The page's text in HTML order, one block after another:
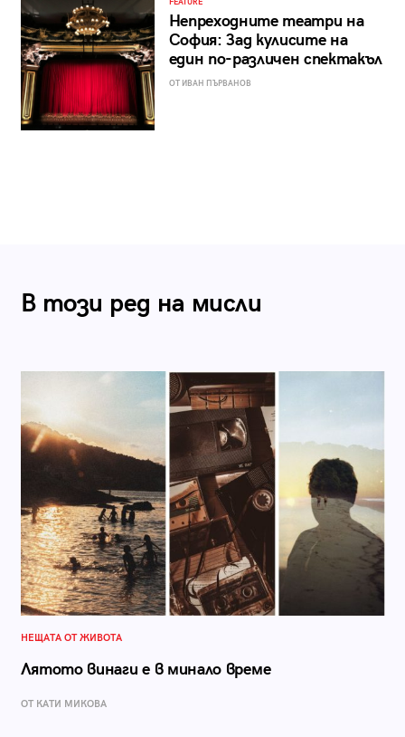
FEATURE
Непреходните театри на
София: Зад кулисите на
един по-различен спектакъл
ОТ ИВАН ПЪРВАНОВ
В този ред на мисли
НЕЩАТА ОТ ЖИВОТА
Лятото винаги е в минало време
ОТ КАТИ МИКОВА